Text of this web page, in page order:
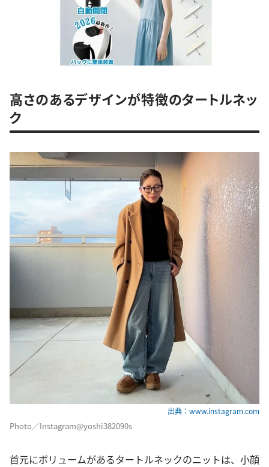
高さのあるデザインが特徴のタートルネッ
ク
出典：www.instagram.com
Photo／Instagram@yoshi382090s
首元にボリュームがあるタートルネックのニットは、小顔